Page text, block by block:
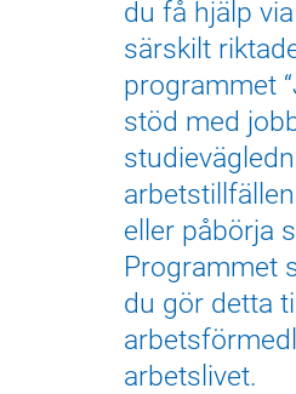
du få hjälp
särskilt
programmet
stöd med
eller påbörja
Programmet
du gör detta
arbetslivet.